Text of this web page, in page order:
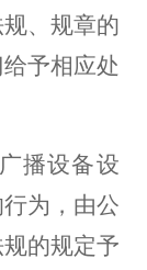
、规章的
予相应处
播设备设
为，由公
的规定予